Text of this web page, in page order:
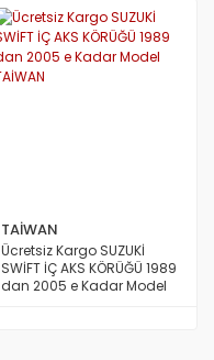
TAİWAN
Ücretsiz Kargo SUZUKİ
SWİFT İÇ AKS KÖRÜĞÜ 1989
dan 2005 e Kadar Model